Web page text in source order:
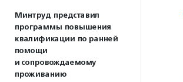
Минтруд представил
программы повышения
квалификации по ранней
помощи
и сопровождаемому
проживанию